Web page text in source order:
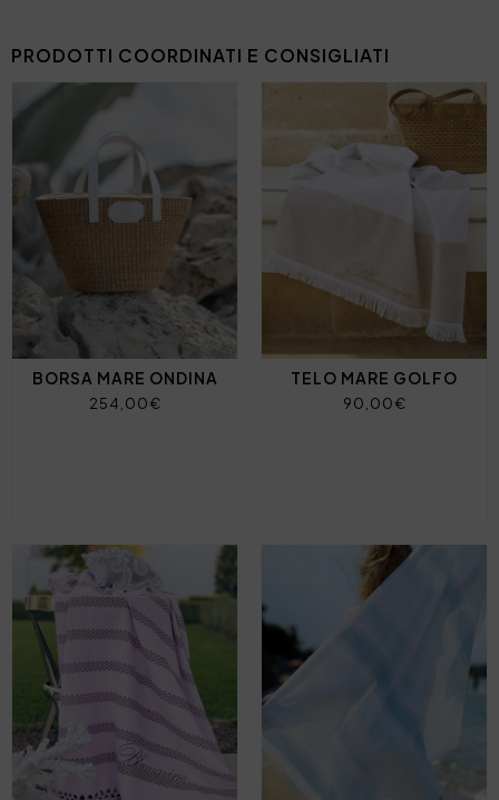
PRODOTTI COORDINATI E CONSIGLIATI
BORSA MARE ONDINA
254,00€
TELO MARE GOLFO
90,00€